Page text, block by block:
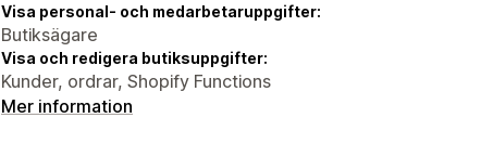
Visa personal- och medarbetaruppgifter:
Butiksägare
Visa och redigera butiksuppgifter:
Kunder, ordrar, Shopify Functions
Mer information